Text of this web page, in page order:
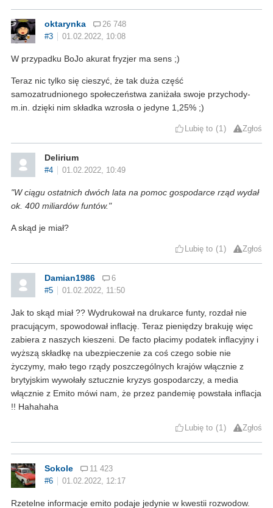
oktarynka
26 748
#3
01.02.2022, 10:08
W przypadku BoJo akurat fryzjer ma sens ;)
Teraz nic tylko się cieszyć, że tak duża część
samozatrudnionego społeczeństwa zaniżała swoje przychody-
m.in. dzięki nim składka wzrosła o jedyne 1,25% ;)
Lubię to 1 Zgłoś
Delirium
#4 01.02.2022, 10:49
"W ciągu ostatnich dwóch lata na pomoc gospodarce rząd wydał
ok. 400 miliardów funtów."
A skąd je miał?
Lubię to 1 Zgłoś
Damian1986
6
#5
01.02.2022, 11:50
Jak to skąd miał ?? Wydrukował na drukarce funty, rozdał nie
pracującym, spowodował inflację. Teraz pieniędzy brakuję więc
zabiera z naszych kieszeni. De facto płacimy podatek inflacyjny i
wyższą składkę na ubezpieczenie za coś czego sobie nie
życzymy, mało tego rządy poszczególnych krajów włącznie z
brytyjskim wywołały sztucznie kryzys gospodarczy, a media
włącznie z Emito mówi nam, że przez pandemię powstała inflacja
!! Hahahaha
Lubię to 1 Zgłoś
Sokole
11 423
#6
01.02.2022, 12:17
Rzetelne informacje emito podaje jedynie w kwestii rozwodow.